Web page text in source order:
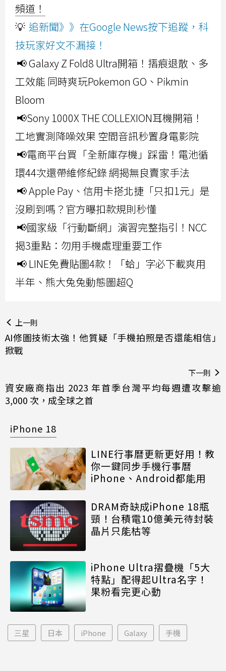
頻道！
💡 追新聞》》在Google News按下追蹤，科
技玩家好文不漏接！
📢 Galaxy Z Fold8 Ultra開箱！摺痕退散、多
工效能 同時爽玩Pokemon GO、Pikmin
Bloom
📢Sony 1000X THE COLLEXION耳機開箱！
工地實測降噪效果 空間音訊秒置身電影院
📢電商平台買「全新庫存機」踩雷！電池循
環44次還帶維修紀錄 網揭無良賣家手法
📢 Apple Pay、信用卡搭北捷「只扣1元」是
沒刷到嗎？官方曝扣款規則秒懂
📢國家級「行動斷網」演習完整指引！NCC
揭3重點：勿用手機處理重要工作
📢 LINE免費貼圖4款！「蛤」字必下載爽用
半年、熊大兔兔動態圖超Q
上一則
AI修圖技術太強！他質疑「手機拍照是否還能相信」
掀戰
下一則
資安廠商指出 2023 年首季台灣平均每週遭攻擊逾
3,000 次，成全球之首
iPhone 18
LINE行事曆更新更好用！教
你一鍵同步手機行事曆
iPhone、Android都能用
DRAM奇缺成iPhone 18瓶
頸！台積電10億美元待封裝
晶片只能枯等
iPhone Ultra摺疊機「5大
特點」配得起Ultra名字！
果粉看完更心動
三星 日本 iPhone Galaxy 手機